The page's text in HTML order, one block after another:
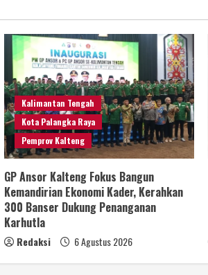
Kalimantan Tengah
Kota Palangka Raya
Pemprov Kalteng
GP Ansor Kalteng Fokus Bangun
Kemandirian Ekonomi Kader, Kerahkan
300 Banser Dukung Penanganan
Karhutla
Redaksi 6 Agustus 2026